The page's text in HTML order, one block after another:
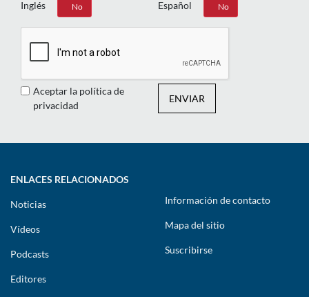
Inglés
Sí No Español
Sí No
Aceptar la política de
privacidad
ENVIAR
ENLACES RELACIONADOS
Noticias
Vídeos
Podcasts
Editores
Información de contacto
Mapa del sitio
Suscribirse